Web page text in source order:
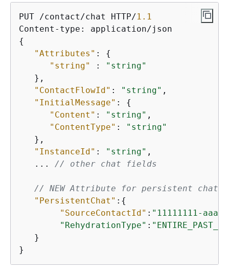
PUT /contact/chat HTTP/1.1
{
"Attributes" : {
"string"
:
"string"
   },
"ContactFlowId" : "string" ,
"InitialMessage" : {
"Content" : "string" ,
"ContentType" :
"string"
   },
"InstanceId" : "string" ,
   ...
// other chat fields
// NEW Attribute for persistent chat
"PersistentChat" : {
"SourceContactId" : "11111111-
"RehydrationType" :
   }